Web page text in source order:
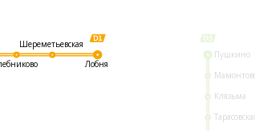
Пушкино
Клязьма
Шереметьевская
Лобня